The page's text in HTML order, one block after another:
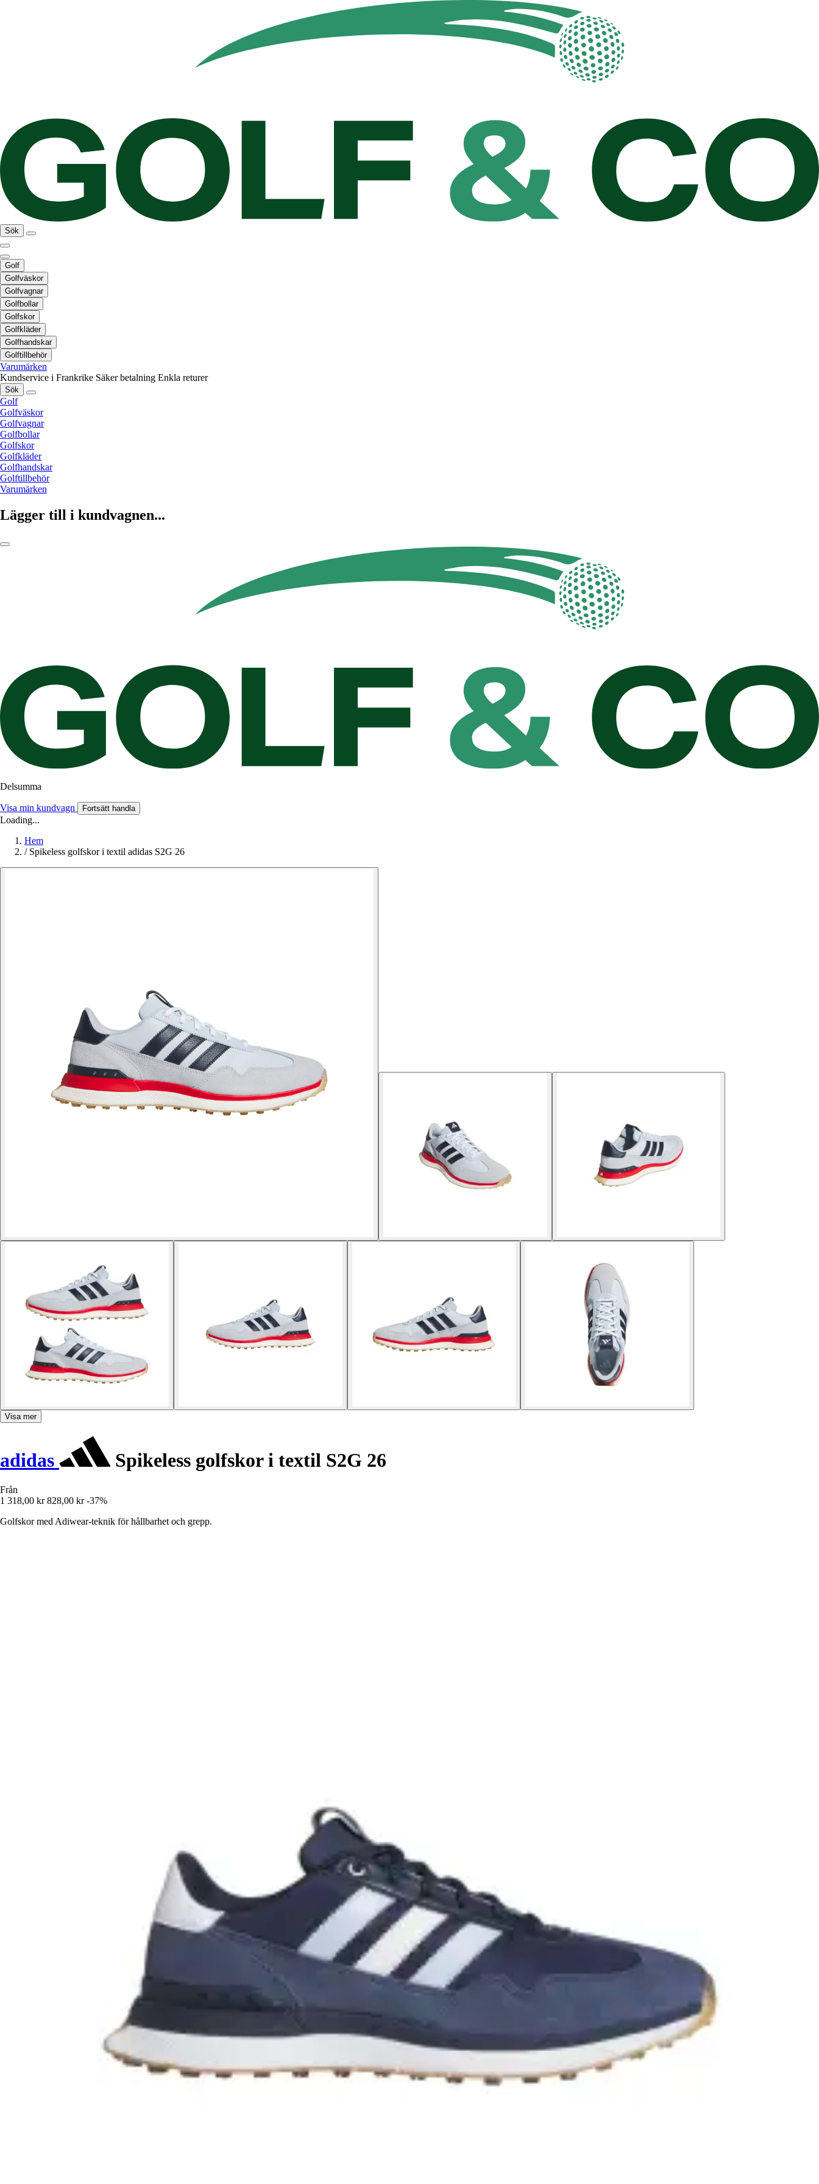
Sök
Golf
Golfväskor
Golfvagnar
Golfbollar
Golfskor
Golfkläder
Golfhandskar
Golftillbehör
Varumärken
Kundservice i Frankrike Säker betalning Enkla returer
Sök
Golf
Golfväskor
Golfvagnar
Golfbollar
Golfskor
Golfkläder
Golfhandskar
Golftillbehör
Varumärken
Lägger till i kundvagnen...
Delsumma
Visa min kundvagn Fortsätt handla
Loading...
Hem
/ Spikeless golfskor i textil adidas S2G 26
Visa mer
adidas Spikeless golfskor i textil S2G 26
Från
1 318,00 kr 828,00 kr -37%
Golfskor med Adiwear-teknik för hållbarhet och grepp.